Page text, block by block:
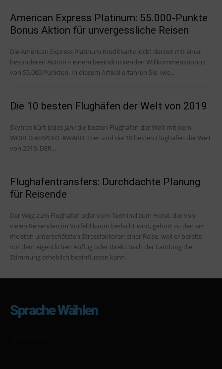
American Express Platinum: 55.000-Punkte
Bonus Aktion für unvergessliche Reisen
Die American Express Platinum Kreditkarte lockt derzeit mit einer
besonderen Aktion – einem beeindruckenden Willkommensbonus
von 55.000 Punkten. In diesem Artikel erfahren Sie, wie...
Die 10 besten Flughäfen der Welt von 2019
Skytrax kürt jedes Jahr die besten Flughäfen der Welt mit dem
WORLD AIRPORT AWARD. Hier sind die 10 besten Flughäfen der Welt
von 2019. DER...
Flughafentransfers: Durchdachte Planung
für Reisende
Der Weg zum Flughafen oder vom Terminal zum Hotel, der von
vielen Reisenden im Vorfeld kaum bedacht wird, gehört zu den am
meisten unterschätzten Stressfaktoren einer Reise, weil er bereits
vor dem eigentlichen Abflug oder direkt nach der Landung die
Stimmung erheblich beeinflussen kann.
Sprache Wählen